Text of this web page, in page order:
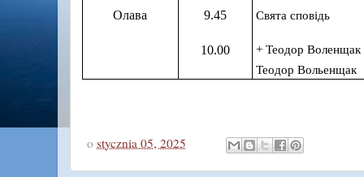
Олава 9.45
10.00
Свята сповідь
+Теодор Воленщак
Теодор Вольенщак
o stycznia 05, 2025